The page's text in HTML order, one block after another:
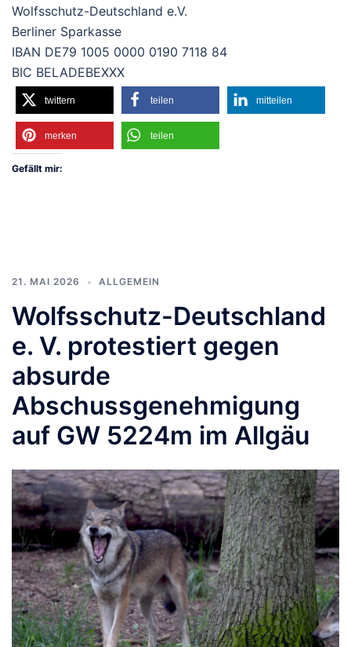
Wolfsschutz-Deutschland e.V.
Berliner Sparkasse
IBAN DE79 1005 0000 0190 7118 84
BIC BELADEBEXXX
twittern teilen mitteilen
merken teilen
Gefällt mir:
21. MAI 2026 ALLGEMEIN
Wolfsschutz-Deutschland
e. V. protestiert gegen
absurde
Abschussgenehmigung
auf GW 5224m im Allgäu